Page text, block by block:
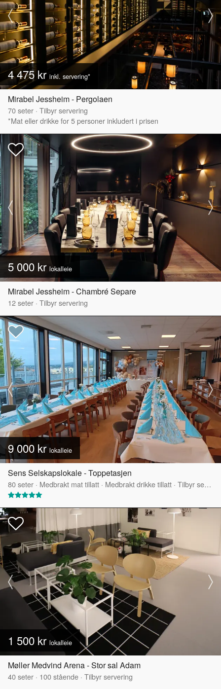
4 475 kr inkl. servering*
Mirabel Jessheim - Pergolaen
70seter · Tilbyr servering
*Mat eller drikke for 5 personer inkludert i prisen
5 000 kr lokalleie
Mirabel Jessheim - Chambré Separe
12seter · Tilbyr servering
9 000 kr lokalleie
Sens Selskapslokale - Toppetasjen
80seter · Medbrakt mat tillatt · Medbrakt drikke tillatt · Tilbyr servering
1 500 kr lokalleie
Møller Medvind Arena - Stor sal Adam
40seter · 100stående · Tilbyr servering